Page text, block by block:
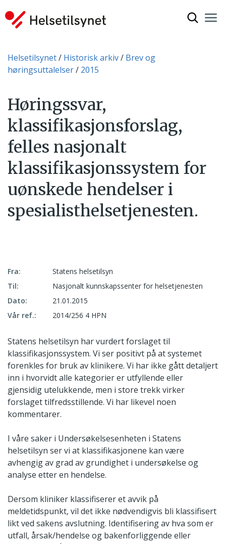
Du er her:
Helsetilsynet Historisk arkiv
Brev og
høringsuttalelser
2015
Høringssvar,
klassifikasjonsforslag,
felles nasjonalt
klassifikasjonssystem for
uønskede hendelser i
spesialisthelsetjenesten.
Fra:
Statens helsetilsyn
Til:
Nasjonalt kunnskapssenter for helsetjenesten
Dato:
21.01.2015
Vår ref.:
2014/256 4 HPN
Statens helsetilsyn har vurdert forslaget til
klassifikasjonssystem. Vi ser positivt på at systemet
forenkles for bruk av klinikere. Vi har ikke gått detaljert
inn i hvorvidt alle kategorier er utfyllende eller
gjensidig utelukkende, men i store trekk virker
forslaget tilfredsstillende. Vi har likevel noen
kommentarer.
I våre saker i Undersøkelsesenheten i Statens
helsetilsyn ser vi at klassifikasjonene kan være
avhengig av grad av grundighet i undersøkelse og
analyse etter en hendelse.
Dersom kliniker klassifiserer et avvik på
meldetidspunkt, vil det ikke nødvendigvis bli klassifisert
likt ved sakens avslutning. Identifisering av hva som er
utfall, årsak/hendelse og bakenforliggende eller